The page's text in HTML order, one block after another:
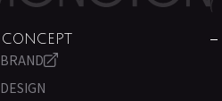
CONCEPT
BRAND
DESIGN